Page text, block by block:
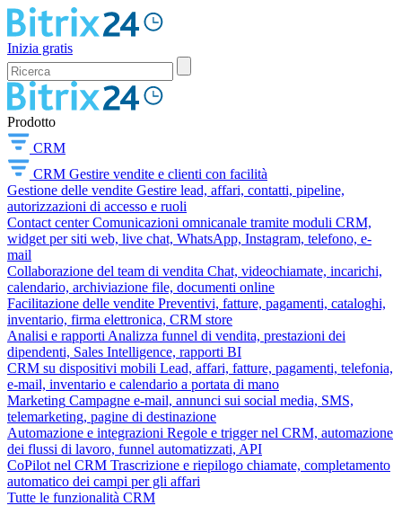
Inizia gratis
Prodotto
CRM
CRM Gestire vendite e clienti con facilità
Gestione delle vendite Gestire lead, affari, contatti, pipeline,
autorizzazioni di accesso e ruoli
Contact center Comunicazioni omnicanale tramite moduli CRM,
widget per siti web, live chat, WhatsApp, Instagram, telefono, e-
mail
Collaborazione del team di vendita Chat, videochiamate, incarichi,
calendario, archiviazione file, documenti online
Facilitazione delle vendite Preventivi, fatture, pagamenti, cataloghi,
inventario, firma elettronica, CRM store
Analisi e rapporti Analizza funnel di vendita, prestazioni dei
dipendenti, Sales Intelligence, rapporti BI
CRM su dispositivi mobili Lead, affari, fatture, pagamenti, telefonia,
e-mail, inventario e calendario a portata di mano
Marketing Campagne e-mail, annunci sui social media, SMS,
telemarketing, pagine di destinazione
Automazione e integrazioni Regole e trigger nel CRM, automazione
dei flussi di lavoro, funnel automatizzati, API
CoPilot nel CRM Trascrizione e riepilogo chiamate, completamento
automatico dei campi per gli affari
Tutte le funzionalità CRM